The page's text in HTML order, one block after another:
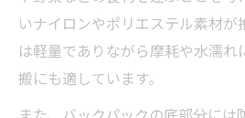
いナイロンやポリエステル素材が
は軽量でありながら摩耗や水濡れ
搬にも適しています。